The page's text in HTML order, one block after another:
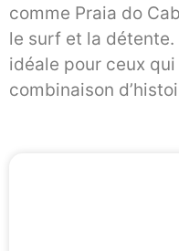
comme Praia do
le surf et la détente.
idéale pour ceux
combinaison